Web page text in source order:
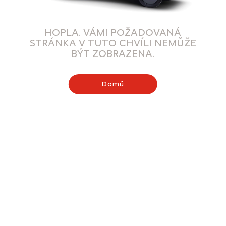
HOPLA. VÁMI POŽADOVANÁ
STRÁNKA V TUTO CHVÍLI NEMŮŽE
BÝT ZOBRAZENA.
Domů